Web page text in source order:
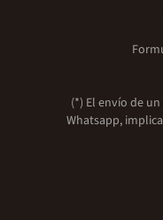
(*) El envío de
Whatsapp,